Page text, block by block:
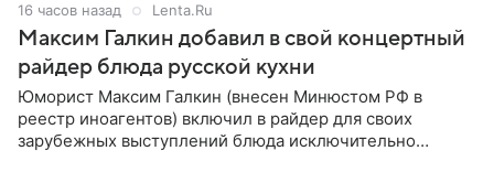
16 часов назад Lenta.Ru
Максим Галкин добавил в свой концертный
райдер блюда русской кухни
Юморист Максим Галкин (внесен Минюстом РФ в
реестр иноагентов) включил в райдер для своих
зарубежных выступлений блюда исключительно